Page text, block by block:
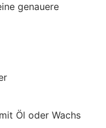
genauere
Öl oder Wachs